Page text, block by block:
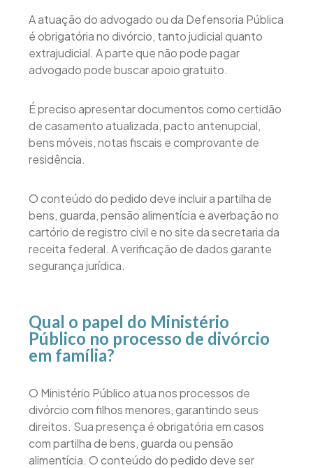
A atuação do advogado ou da Defensoria Pública
é obrigatória no divórcio, tanto judicial quanto
extrajudicial. A parte que não pode pagar
advogado pode buscar apoio gratuito.
É preciso apresentar documentos como certidão
de casamento atualizada, pacto antenupcial,
bens móveis, notas fiscais e comprovante de
residência.
O conteúdo do pedido deve incluir a partilha de
bens, guarda, pensão alimentícia e averbação no
cartório de registro civil e no site da secretaria da
receita federal. A verificação de dados garante
segurança jurídica.
Qual o papel do Ministério
Público no processo de divórcio
em família?
O Ministério Público atua nos processos de
divórcio com filhos menores, garantindo seus
direitos. Sua presença é obrigatória em casos
com partilha de bens, guarda ou pensão
alimentícia. O conteúdo do pedido deve ser